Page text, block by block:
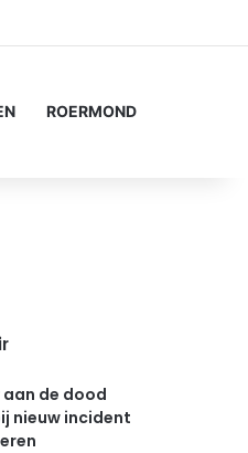
ROERMOND
de dood
nieuw incident